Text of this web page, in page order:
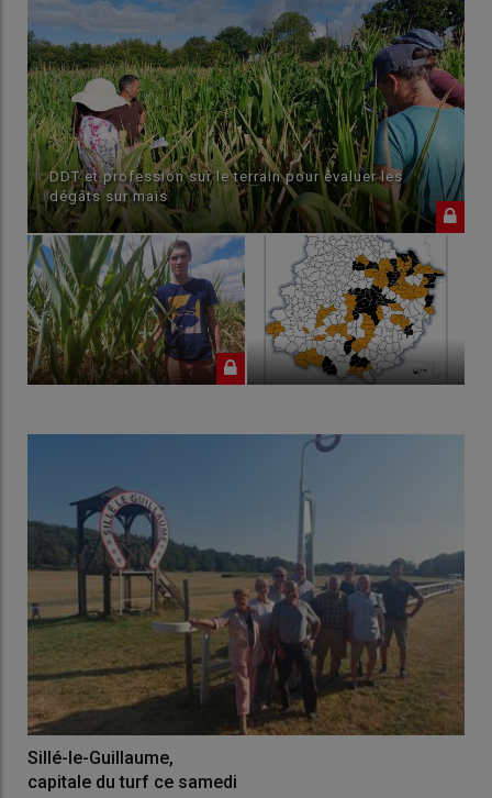
DDT et profession sur le terrain pour évaluer les
dégâts sur maïs
Sillé-le-Guillaume,
capitale du turf ce samedi